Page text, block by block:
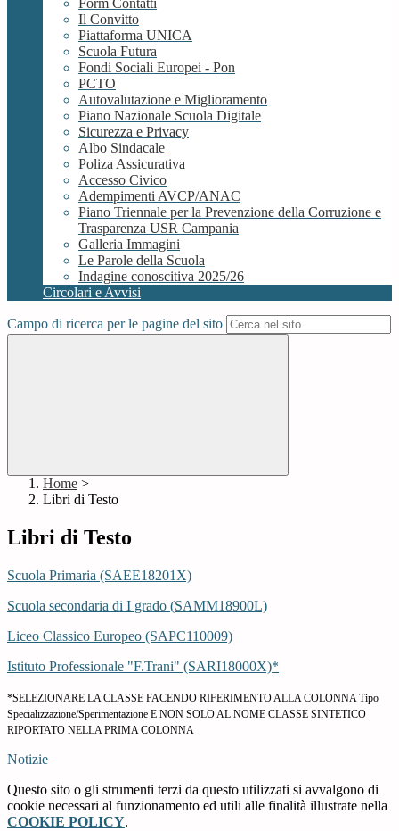
Form Contatti
Il Convitto
Piattaforma UNICA
Scuola Futura
Fondi Sociali Europei - Pon
PCTO
Autovalutazione e Miglioramento
Piano Nazionale Scuola Digitale
Sicurezza e Privacy
Albo Sindacale
Poliza Assicurativa
Accesso Civico
Adempimenti AVCP/ANAC
Piano Triennale per la Prevenzione della Corruzione e
Trasparenza USR Campania
Galleria Immagini
Le Parole della Scuola
Indagine conoscitiva 2025/26
Circolari e Avvisi
Campo di ricerca per le pagine del sito
Home >
Libri di Testo
Libri di Testo
Scuola Primaria (SAEE18201X)
Scuola secondaria di I grado (SAMM18900L)
Liceo Classico Europeo (SAPC110009)
Istituto Professionale "F.Trani" (SARI18000X)*
*SELEZIONARE LA CLASSE FACENDO RIFERIMENTO ALLA COLONNA Tipo
Specializzazione/Sperimentazione E NON SOLO AL NOME CLASSE SINTETICO
RIPORTATO NELLA PRIMA COLONNA
Notizie
Questo sito o gli strumenti terzi da questo utilizzati si avvalgono di
cookie necessari al funzionamento ed utili alle finalità illustrate nella
COOKIE POLICY.